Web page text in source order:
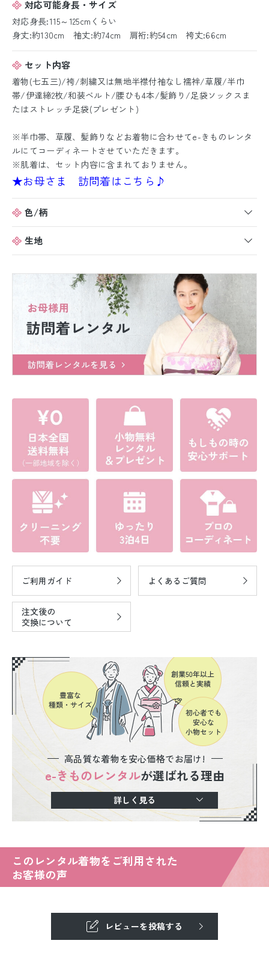
対応可能身長・サイズ
対応身長:115～125cmくらい
身丈:約130cm 袖丈:約74cm 肩裄:約54cm 袴丈:66cm
セット内容
着物(七五三)/袴/刺繍又は無地半襟付袖なし襦袢/草履/半巾
帯/伊達締2枚/和装ベルト/腰ひも4本/髪飾り/足袋ソックスま
たはストレッチ足袋(プレゼント)
※半巾帯、草履、髪飾りなどお着物に合わせてe-きものレンタ
ルにてコーディネートさせていただきます。
※肌着は、セット内容に含まれておりません。
★お母さま 訪問着はこちら♪
色/柄
生地
ご利用ガイド よくあるご質問
注文後の
交換について
高品質な着物を安心価格でお届け!
e-きものレンタルが選ばれる理由
詳しく見る
このレンタル着物をご利用された
お客様の声
レビューを投稿する